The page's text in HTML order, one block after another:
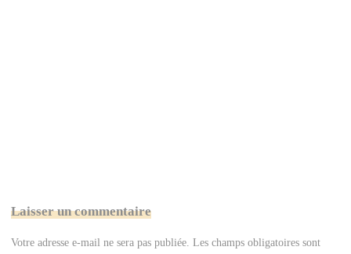
Laisser un commentaire
Votre adresse e-mail ne sera pas publiée. Les champs obligatoires sont